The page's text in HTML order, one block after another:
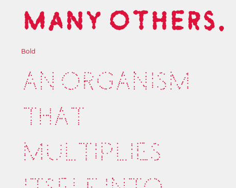
Bold
AN ORGANISM
THAT
MULTIPLIES